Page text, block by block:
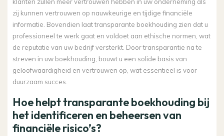
zij kunnen vertrouwen op nauwkeurige en tijdige financiële
informatie. Bovendien laat transparante boekhouding zien dat u
professioneel te werk gaat en voldoet aan ethische normen, wat
de reputatie van uw bedrijf versterkt. Door transparantie na te
streven in uw boekhouding, bouwt u een solide basis van
geloofwaardigheid en vertrouwen op, wat essentieel is voor
duurzaam succes.
Hoe helpt transparante boekhouding bij
het identificeren en beheersen van
financiële risico’s?